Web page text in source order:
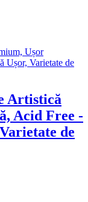
Artistică
Acid Free -
de